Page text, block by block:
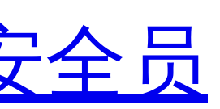
全员